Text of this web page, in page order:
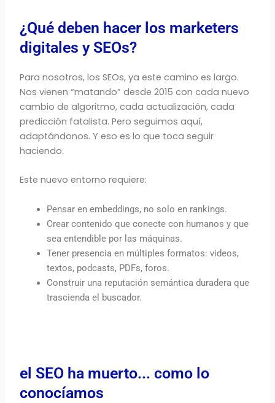
¿Qué deben hacer los marketers
digitales y SEOs?
Para nosotros, los SEOs, ya este camino es largo.
Nos vienen “matando” desde 2015 con cada nuevo
cambio de algoritmo, cada actualización, cada
predicción fatalista. Pero seguimos aquí,
adaptándonos. Y eso es lo que toca seguir
haciendo.
Este nuevo entorno requiere:
Pensar en embeddings, no solo en rankings.
Crear contenido que conecte con humanos y que
sea entendible por las máquinas.
Tener presencia en múltiples formatos: videos,
textos, podcasts, PDFs, foros.
Construir una reputación semántica duradera que
trascienda el buscador.
el SEO ha muerto... como lo
conocíamos